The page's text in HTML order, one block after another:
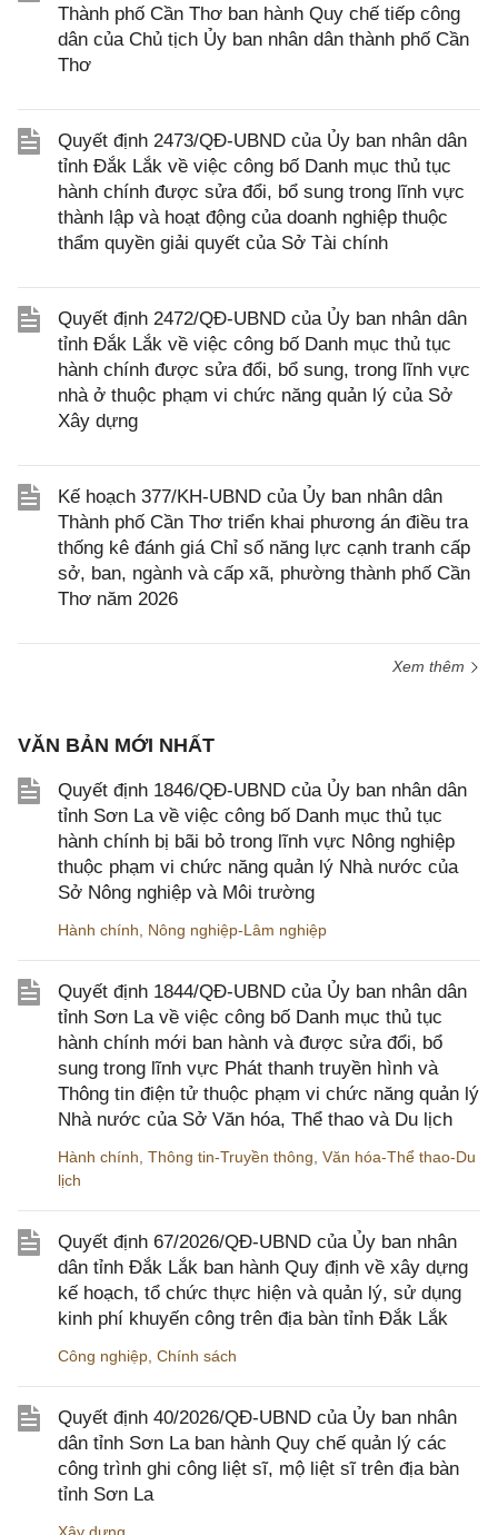
Thành phố Cần Thơ ban hành Quy chế tiếp công
dân của Chủ tịch Ủy ban nhân dân thành phố Cần
Thơ
Quyết định 2473/QĐ-UBND của Ủy ban nhân dân
tỉnh Đắk Lắk về việc công bố Danh mục thủ tục
hành chính được sửa đổi, bổ sung trong lĩnh vực
thành lập và hoạt động của doanh nghiệp thuộc
thẩm quyền giải quyết của Sở Tài chính
Quyết định 2472/QĐ-UBND của Ủy ban nhân dân
tỉnh Đắk Lắk về việc công bố Danh mục thủ tục
hành chính được sửa đổi, bổ sung, trong lĩnh vực
nhà ở thuộc phạm vi chức năng quản lý của Sở
Xây dựng
Kế hoạch 377/KH-UBND của Ủy ban nhân dân
Thành phố Cần Thơ triển khai phương án điều tra
thống kê đánh giá Chỉ số năng lực cạnh tranh cấp
sở, ban, ngành và cấp xã, phường thành phố Cần
Thơ năm 2026
Xem thêm
VĂN BẢN MỚI NHẤT
Quyết định 1846/QĐ-UBND của Ủy ban nhân dân
tỉnh Sơn La về việc công bố Danh mục thủ tục
hành chính bị bãi bỏ trong lĩnh vực Nông nghiệp
thuộc phạm vi chức năng quản lý Nhà nước của
Sở Nông nghiệp và Môi trường
Hành chính Nông nghiệp-Lâm nghiệp
Quyết định 1844/QĐ-UBND của Ủy ban nhân dân
tỉnh Sơn La về việc công bố Danh mục thủ tục
hành chính mới ban hành và được sửa đổi, bổ
sung trong lĩnh vực Phát thanh truyền hình và
Thông tin điện tử thuộc phạm vi chức năng quản lý
Nhà nước của Sở Văn hóa, Thể thao và Du lịch
Hành chính Thông tin-Truyền thông Văn hóa-Thể thao-Du
lịch
Quyết định 67/2026/QĐ-UBND của Ủy ban nhân
dân tỉnh Đắk Lắk ban hành Quy định về xây dựng
kế hoạch, tổ chức thực hiện và quản lý, sử dụng
kinh phí khuyến công trên địa bàn tỉnh Đắk Lắk
Công nghiệp Chính sách
Quyết định 40/2026/QĐ-UBND của Ủy ban nhân
dân tỉnh Sơn La ban hành Quy chế quản lý các
công trình ghi công liệt sĩ, mộ liệt sĩ trên địa bàn
tỉnh Sơn La